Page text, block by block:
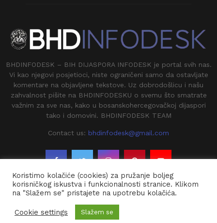
BHDINFODESK – BIH DIJASPORA INFODESK je portal svih nas.
Vi kao njegovi posjetioci, niste ograničeni samo da ostavljate
komentare na objavljene tekstove. Uz dobrodošlicu i našu
zahvalnost pišite na BHDINFODESKU o svemu što smatrate
važnim za sve nas, kako u bosanskohercegovačkoj dijaspori
tako i domovini. BHDINFODESK TEAM
Contact us: bhdinfodesk@gmail.com
@2020 - BHDINFODESK. All Right Reserved.
Koristimo kolačiće (cookies) za pružanje boljeg
korisničkog iskustva i funkcionalnosti stranice. Klikom
na "Slažem se" pristajete na upotrebu kolačića.
Cookie settings Slažem se